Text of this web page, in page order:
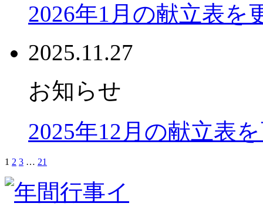
2026年1月の献立表を
2025.11.27
お知らせ
2025年12月の献立表
1 2 3 … 21